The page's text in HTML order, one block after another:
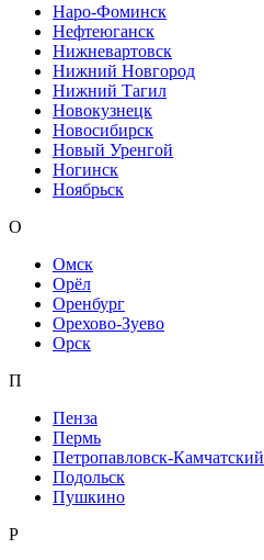
Наро-Фоминск
Нефтеюганск
Нижневартовск
Нижний Новгород
Нижний Тагил
Новокузнецк
Новосибирск
Новый Уренгой
Ногинск
Ноябрьск
О
Омск
Орёл
Оренбург
Орехово-Зуево
Орск
П
Пенза
Пермь
Петропавловск-Камчатский
Подольск
Пушкино
Р